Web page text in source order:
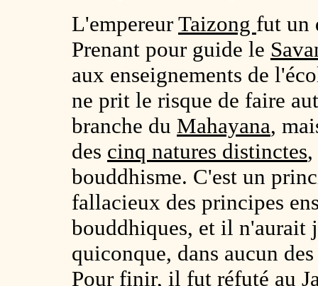
L'empereur Taizong fut un
Prenant pour guide le
aux enseignements de
ne prit le risque de faire
branche du Mahayana,
des cinq natures distinctes
bouddhisme. C'est un
fallacieux des principes
bouddhiques, et il n'aurait
quiconque, dans aucun
Pour finir, il fut réfuté au